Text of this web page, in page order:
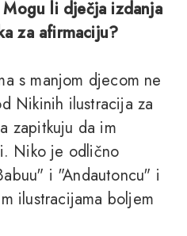
li dječja izdanja
za afirmaciju?
s manjom djecom ne
Nikinih ilustracija za
zapitkuju da im
Niko je odlično
i "Andautoncu" i
ilustracijama boljem